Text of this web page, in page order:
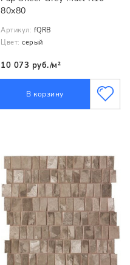
80x80
Артикул: fQRB
Цвет: серый
10 073 руб./м²
В корзину